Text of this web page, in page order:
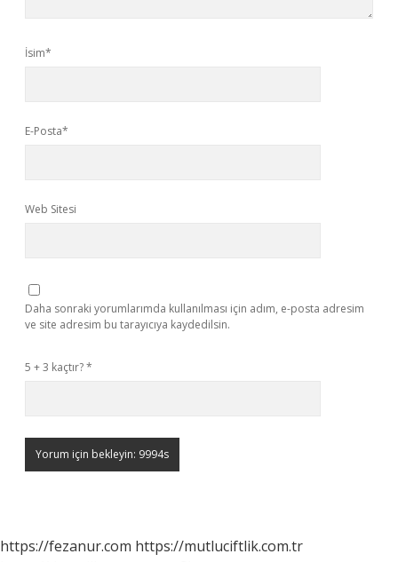
İsim*
E-Posta*
Web Sitesi
Daha sonraki yorumlarımda kullanılması için adım, e-posta adresim
ve site adresim bu tarayıcıya kaydedilsin.
5 + 3 kaçtır?*
https://fezanur.com https://mutluciftlik.com.tr